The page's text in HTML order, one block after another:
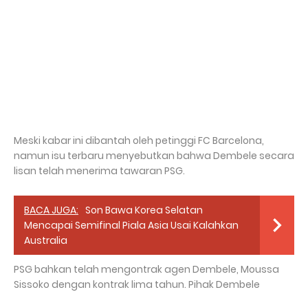
Meski kabar ini dibantah oleh petinggi FC Barcelona, ​​
namun isu terbaru menyebutkan bahwa Dembele secara
lisan telah menerima tawaran PSG.
BACA JUGA: Son Bawa Korea Selatan
Mencapai Semifinal Piala Asia Usai Kalahkan
Australia
PSG bahkan telah mengontrak agen Dembele, Moussa
Sissoko dengan kontrak lima tahun. Pihak Dembele